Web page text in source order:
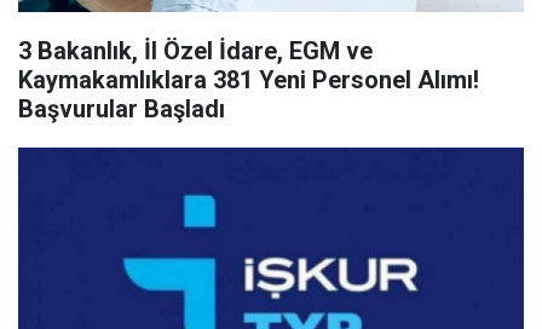
3 Bakanlık, İl Özel İdare, EGM ve
Kaymakamlıklara 381 Yeni Personel Alımı!
Başvurular Başladı